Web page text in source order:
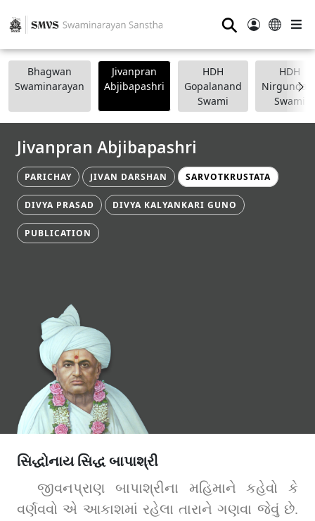
⚲
Bhagwan
Swaminarayan
Jivanpran
Abjibapashri
HDH
Gopalanand
Swami
HDH
Swami
Jivanpran Abjibapashri
PARICHAY JIVAN DARSHAN SARVOTKRUSTATA
DIVYA PRASAD DIVYA KALYANKARI GUNO
PUBLICATION
સિદ્ધોનાય સિદ્ધ બાપાશ્રી
જીવનપ્રાણ બાપાશ્રીના મહિમાને કહેવો કે
વર્ણવવો એ આકાશમાં રહેલા તારાને ગણવા જેવું છે.